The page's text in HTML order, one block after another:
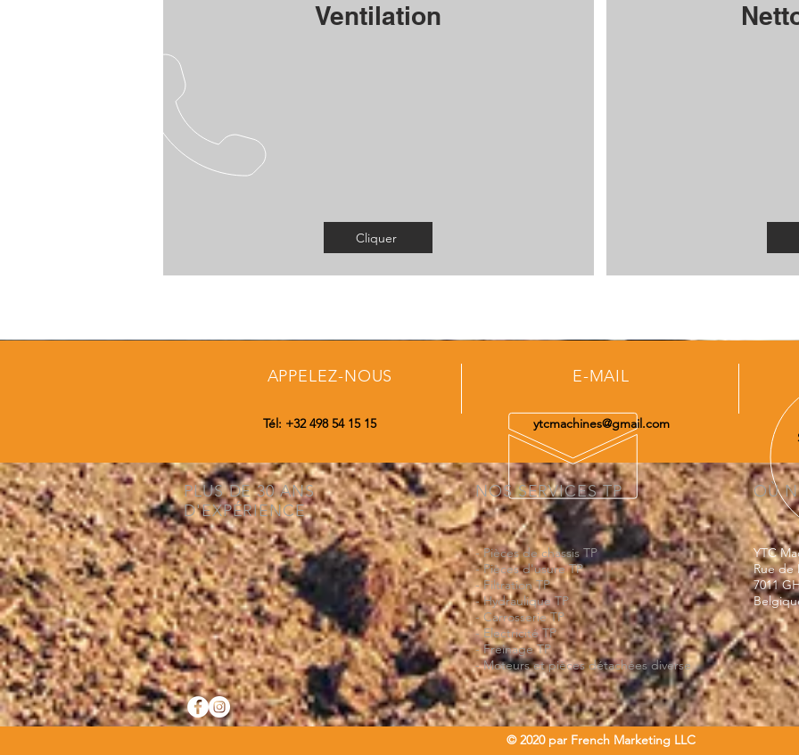
Ventilation
Cliquer
APPELEZ-NOUS E-MAIL
Tél: +32 498 54 15 15 ytcmachines@gmail.com
PLUS DE 30 ANS
D'EXPÉRIENCE
NOS SERVICES TP OÙ
- Pièces de chassis TP
- Pièces d'usure TP
- Filtration TP
- Hydraulique TP
- Carrosserie TP
- Electricité TP
- Freinage TP
- Moteurs et pièces détachées diverse
YTC
Rue de
7011
© 2020 par French Marketing LLC